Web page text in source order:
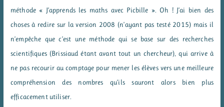
méthode « J’apprends les maths avec Picbille ». Oh ! J’ai bien des
choses à redire sur la version 2008 (n’ayant pas testé 2015) mais il
n’empêche que c’est une méthode qui se base sur des recherches
scientifiques (Brissiaud étant avant tout un chercheur), qui arrive à
ne pas recourir au comptage pour mener les élèves vers une meilleure
compréhension des nombres qu’ils sauront alors bien plus
efficacement utiliser.